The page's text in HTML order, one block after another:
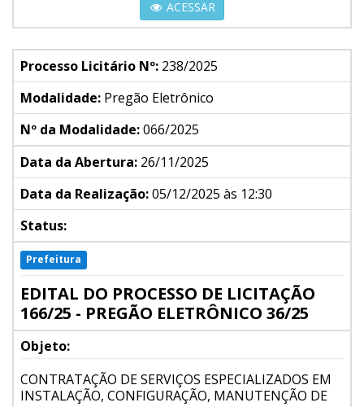
ACESSAR
Processo Licitário Nº: 238/2025
Modalidade: Pregão Eletrônico
Nº da Modalidade:066/2025
Data da Abertura: 26/11/2025
Data da Realização:05/12/2025 às 12:30
Status:
Prefeitura
EDITAL DO PROCESSO DE LICITAÇÃO
166/25 - PREGÃO ELETRÔNICO 36/25
Objeto:
CONTRATAÇÃO DE SERVIÇOS ESPECIALIZADOS EM
INSTALAÇÃO, CONFIGURAÇÃO, MANUTENÇÃO DE